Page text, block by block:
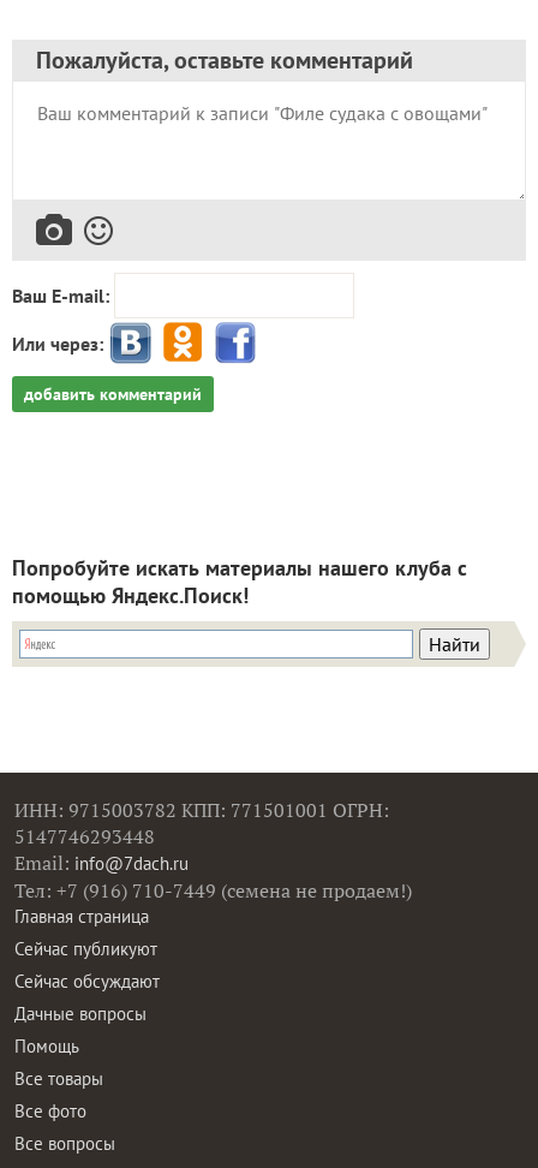
Пожалуйста, оставьте комментарий
Ваш E-mail:
Или через:
добавить комментарий
Попробуйте искать материалы нашего клуба с
помощью Яндекс.Поиск!
ИНН: 9715003782 КПП: 771501001 ОГРН:
5147746293448
Email: info@7dach.ru
Тел: +7 (916) 710-7449 (семена не продаем!)
Главная страница
Сейчас публикуют
Сейчас обсуждают
Дачные вопросы
Помощь
Все товары
Все фото
Все вопросы